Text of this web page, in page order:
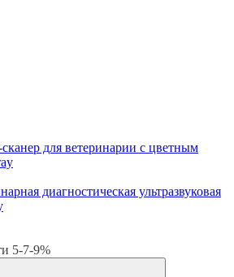
для ветеринарии с цветным
5-7-9%